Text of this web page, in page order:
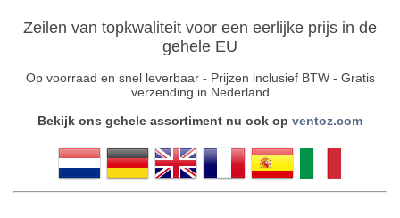
Zeilen van topkwaliteit voor een eerlijke prijs in de
gehele EU
Op voorraad en snel leverbaar- Prijzen inclusief BTW - Gratis
verzending in Nederland
Bekijk ons gehele assortiment nu ook op ventoz.com